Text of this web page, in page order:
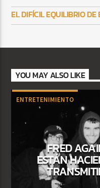
EL DIFÍCIL EQUILIBRIO
YOU MAY ALSO LIKE
ENTRETENIMIENTO
FRED
ESTÁN